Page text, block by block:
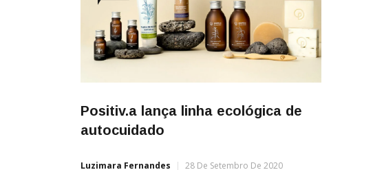
Positiv.a lança linha ecológica de
autocuidado
Luzimara Fernandes 28 De Setembro De 2020